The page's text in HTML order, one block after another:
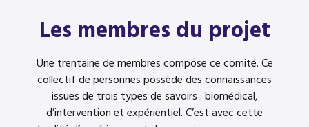
Les membres du projet
Une trentaine de membres compose ce comité. Ce
collectif de personnes possède des connaissances
issues de trois types de savoirs : biomédical,
d’intervention et expérientiel. C’est avec cette